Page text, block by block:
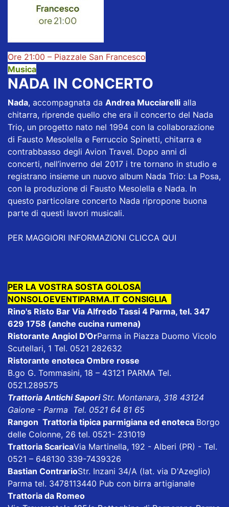
Ore 21:00 – Piazzale San Francesco
Musica
NADA IN CONCERTO
Nada, accompagnata da Andrea Mucciarelli alla
chitarra, riprende quello che era il concerto del Nada
Trio, un progetto nato nel 1994 con la collaborazione
di Fausto Mesolella e Ferruccio Spinetti, chitarra e
contrabbasso degli Avion Travel. Dopo anni di
concerti, nell’inverno del 2017 i tre tornano in studio e
registrano insieme un nuovo album Nada Trio: La Posa,
con la produzione di Fausto Mesolella e Nada. In
questo particolare concerto Nada ripropone buona
parte di questi lavori musicali.
PER MAGGIORI INFORMAZIONI CLICCA QUI
PER LA VOSTRA SOSTA GOLOSA
NONSOLOEVENTIPARMA.IT CONSIGLIA
Rino's Risto Bar Via Alfredo Tassi 4 Parma, tel. 347
629 1758 (anche cucina rumena)
Ristorante Angiol D'OrParma in Piazza Duomo Vicolo
Scutellari, 1 Tel. 0521 282632
Ristorante enoteca Ombre rosse
B.go G. Tommasini, 18 – 43121 PARMA Tel.
0521.289575
Trattoria Antichi SaporiStr. Montanara, 318 43124
Gaione - Parma Tel. 0521 64 81 65
Rangon Trattoria tipica parmigiana ed enoteca Borgo
delle Colonne, 26 tel. 0521- 231019
Trattoria ScaricaVia Martinella, 192 - Alberi (PR) - Tel.
0521 – 648130 339-7439326
Bastian ContrarioStr. Inzani 34/A (lat. via D'Azeglio)
Parma tel. 3478113440 Pub con birra artigianale
Trattoria da Romeo